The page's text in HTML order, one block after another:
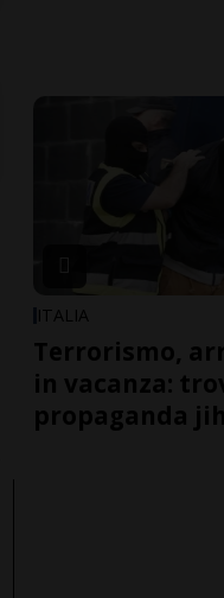
ITALIA
Terrorismo,
in vacanza:
propaganda